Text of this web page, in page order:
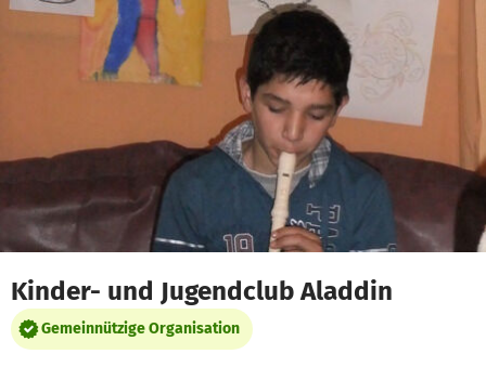
Zum Hauptinhalt springen
Erklärung zur Barrierefreiheit anzeigen
Kinder- und Jugendclub Aladdin
Gemeinnützige Organisation